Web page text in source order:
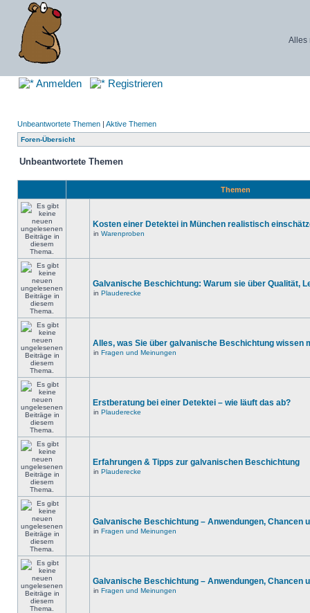
Alles
Anmelden Registrieren
Unbeantwortete Themen | Aktive Themen
Foren-Übersicht
Unbeantwortete Themen
Themen
Kosten einer Detektei in München realistisch
in Warenproben
Galvanische Beschichtung: Warum sie über Qualität,
in Plauderecke
Alles, was Sie über galvanische Beschichtung wissen
in Fragen und Meinungen
Erstberatung bei einer Detektei – wie läuft das ab?
in Plauderecke
Erfahrungen & Tipps zur galvanischen Beschichtung
in Plauderecke
Galvanische Beschichtung – Anwendungen, Chancen
in Fragen und Meinungen
Galvanische Beschichtung – Anwendungen, Chancen
in Fragen und Meinungen